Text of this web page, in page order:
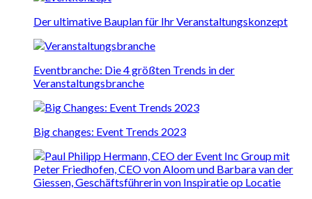
Der ultimative Bauplan für Ihr Veranstaltungskonzept
Eventbranche: Die 4 größten Trends in der
Veranstaltungsbranche
Big changes: Event Trends 2023